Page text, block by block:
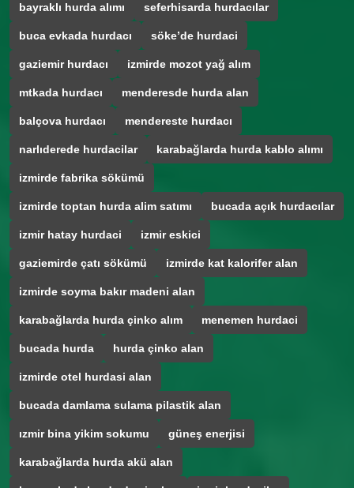
bayraklı hurda alımı seferhisarda hurdacılar
buca evkada hurdacı söke’de hurdaci
gaziemir hurdacı izmirde mozot yağ alım
mtkada hurdacı menderesde hurda alan
balçova hurdacı mendereste hurdacı
narlıderede hurdacilar karabağlarda hurda kablo alımı
izmirde fabrika sökümü
izmirde toptan hurda alim satımı bucada açık hurdacılar
izmir hatay hurdaci izmir eskici
gaziemirde çatı sökümü izmirde kat kalorifer alan
izmirde soyma bakır madeni alan
karabağlarda hurda çinko alım menemen hurdaci
bucada hurda hurda çinko alan
izmirde otel hurdasi alan
bucada damlama sulama pilastik alan
ızmir bina yikim sokumu güneş enerjisi
karabağlarda hurda akü alan